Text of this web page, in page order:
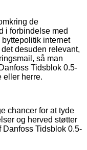
de
i forbindelse med
internet
desuden relevant,
så man
Tidsblok 0.5-
eller herre.
chancer for at tyde
og herved støtter
Danfoss Tidsblok 0.5-